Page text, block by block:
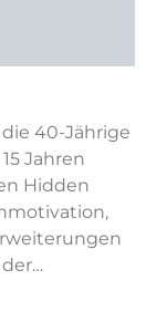
40-Jährige
Jahren
Hidden